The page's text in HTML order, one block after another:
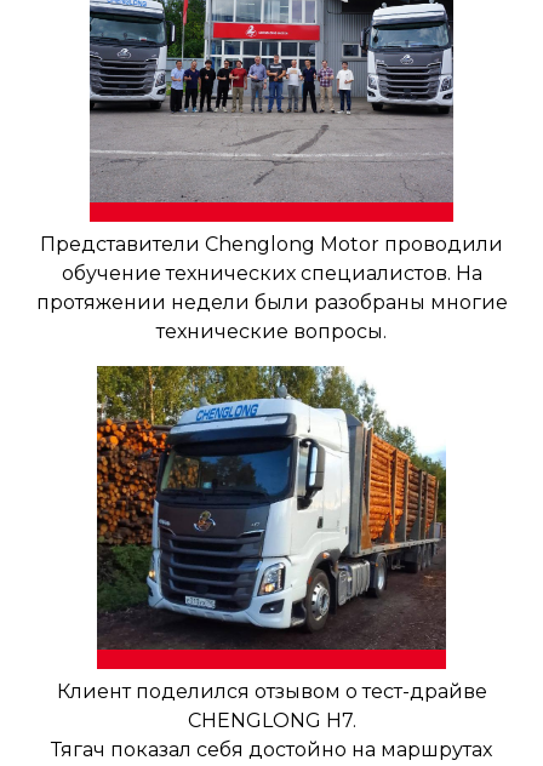
Представители Chenglong Motor проводили
обучение технических специалистов. На
протяжении недели были разобраны многие
технические вопросы.
Клиент поделился отзывом о тест-драйве
CHENGLONG H7.
Тягач показал себя достойно на маршрутах